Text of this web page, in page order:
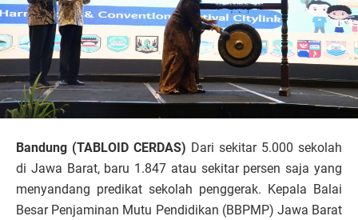
Bandung (TABLOID CERDAS) Dari sekitar 5.000 sekolah
di Jawa Barat, baru 1.847 atau sekitar persen saja yang
menyandang predikat sekolah penggerak. Kepala Balai
Besar Penjaminan Mutu Pendidikan (BBPMP) Jawa Barat